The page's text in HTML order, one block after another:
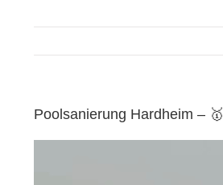
Poolsanierung Hardheim –